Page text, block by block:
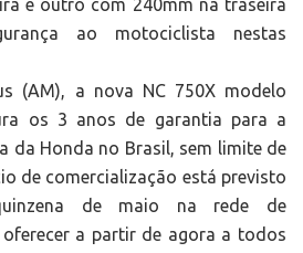
e outro com 240mm na traseira
ao motociclista nestas
(AM), a nova NC 750X modelo
os 3 anos de garantia para a
da Honda no Brasil, sem limite de
de comercialização está previsto
de maio na rede de
a partir de agora a todos